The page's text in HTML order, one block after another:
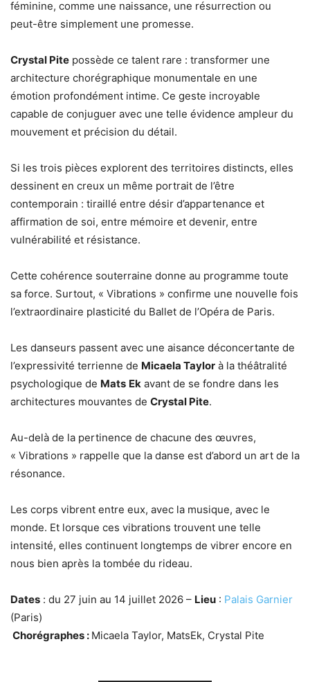
féminine, comme une naissance, une résurrection ou
peut-être simplement une promesse.
Crystal Pite possède ce talent rare : transformer une
architecture chorégraphique monumentale en une
émotion profondément intime. Ce geste incroyable
capable de conjuguer avec une telle évidence ampleur du
mouvement et précision du détail.
Si les trois pièces explorent des territoires distincts, elles
dessinent en creux un même portrait de l’être
contemporain : tiraillé entre désir d’appartenance et
affirmation de soi, entre mémoire et devenir, entre
vulnérabilité et résistance.
Cette cohérence souterraine donne au programme toute
sa force. Surtout, « Vibrations » confirme une nouvelle fois
l’extraordinaire plasticité du Ballet de l’Opéra de Paris.
Les danseurs passent avec une aisance déconcertante de
l’expressivité terrienne de Micaela Taylor à la théâtralité
psychologique de Mats Ek avant de se fondre dans les
architectures mouvantes de Crystal Pite.
Au-delà de la pertinence de chacune des œuvres,
« Vibrations » rappelle que la danse est d’abord un art de la
résonance.
Les corps vibrent entre eux, avec la musique, avec le
monde. Et lorsque ces vibrations trouvent une telle
intensité, elles continuent longtemps de vibrer encore en
nous bien après la tombée du rideau.
Dates : du 27 juin au 14 juillet 2026 – Lieu : Palais Garnier
(Paris)
Chorégraphes : Micaela Taylor, MatsEk, Crystal Pite